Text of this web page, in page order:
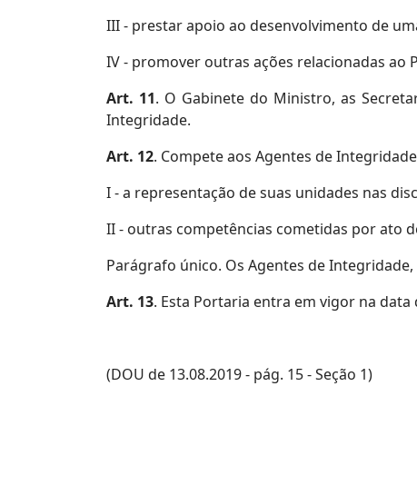
III - prestar apoio ao desenvolvimento de
IV - promover outras ações relacionadas
Art. 11. O Gabinete do Ministro, as
Integridade.
Art. 12. Compete aos Agentes de
I - a representação de suas unidades nas
II - outras competências cometidas por ato
Parágrafo único. Os Agentes de
Art. 13. Esta Portaria entra em vigor na data
(DOU de 13.08.2019 - pág. 15 - Seção 1)